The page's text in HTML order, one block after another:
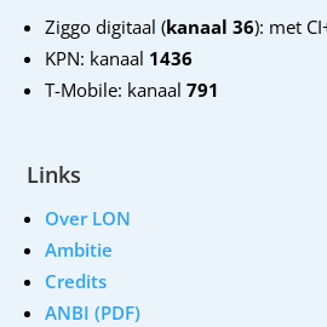
Ziggo digitaal (kanaal 36): met
KPN: kanaal 1436
T-Mobile: kanaal791
Links
Over LON
Ambitie
Credits
ANBI (PDF)